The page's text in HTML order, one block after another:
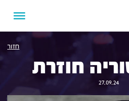
חזור
חוזרת
27.09.24